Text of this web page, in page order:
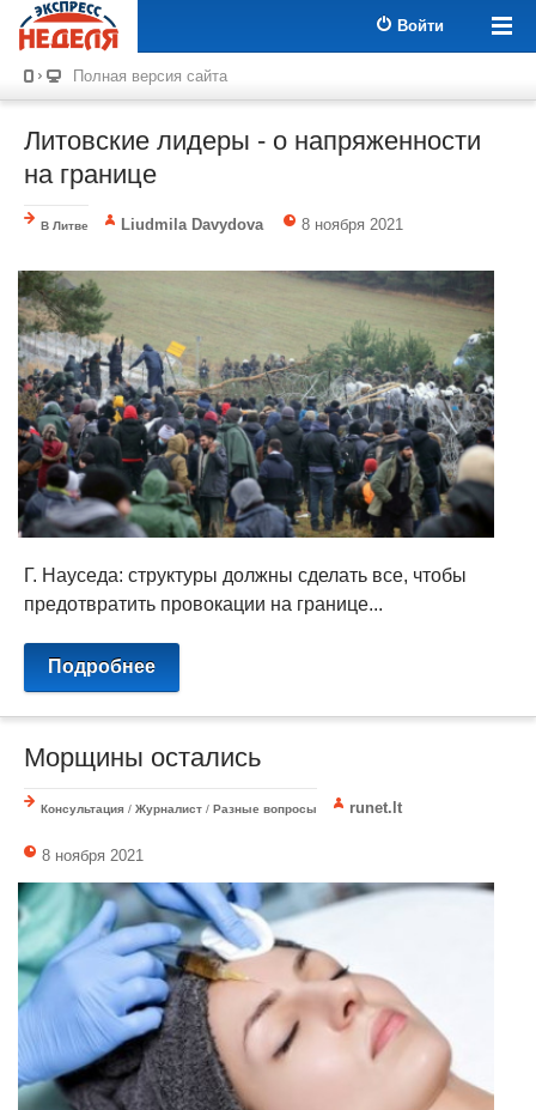
Войти
Полная версия сайта
Литовские лидеры - о напряженности
на границе
В Литве Liudmila Davydova 8 ноября 2021
Г. Науседа: структуры должны сделать все, чтобы
предотвратить провокации на границе...
Подробнее
Морщины остались
Консультация / Журналист / Разные вопросы runet.lt
8 ноября 2021